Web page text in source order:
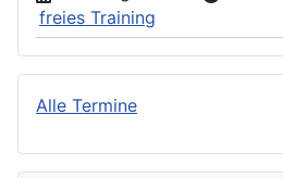
freies Training
Alle Termine